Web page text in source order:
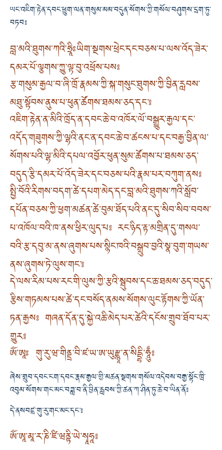
ཡང་འཇིག་རྟེན་དབང་ཕྱུག་ལན་གསུམ་མམ་བདུན་སོགས་ཀྱི་གསོལ་བཤུགས་དྲག་ཏུ་
བཏབ༔
བླ་མའི་ཐུགས་ཀའི་ཧྲཱིཿཡིག་སྔགས་ཕྲེང་དང་བཅས་པ་ལས་འོད་ཟེར་
དམར་པོ་ལྕགས་ཀྱུ་ལྟ་བུ་འཕྲོས་པས༔
རྩ་གསུམ་རྒྱལ་བ་ཞི་ཁྲོ་རྣམས་ཀྱི་སྐ་གསུང་ཐུགས་ཀྱི་བྱིན་རླབས་
མཐུ་སྟོབས་ནུས་པ་ཕུན་ཚོགས་ཐམས་ཅད་དང་༔
འཇིག་རྟེན་ན་མིའི་ཁྲོད་ན་དབང་ཆེ་བ་འཁོར་ལོ་བསྒྱུར་རྒྱལ་དང་
འདོད་གཟུགས་ཀྱི་ལྷའི་ནང་ན་དབང་ཆེ་བ་ཚངས་པ་དང་བརྒྱ་བྱིན་ལ་
སོགས་པའི་ལྷ་མིའི་དཔལ་འབྱོར་ཕུན་སུམ་ཚོགས་པ་ཐམས་ཅད་
བདུད་རྩི་དམར་པོ་འོད་ཟེར་དང་བཅས་པའི་རྣམ་པར་བཀུག་ནས༔
སྤྱི་བོའི་རིགས་བདག་ཚེ་དཔག་མེད་དང་བླ་མའི་ཐུགས་ཀའི་སློབ་
དཔོན་བཅས་ཀྱི་ཕྱག་མཚན་ཚེ་བུམ་ཐོད་པའི་ནང་དུ་སིབ་སིབ་བབས་
པ་འཁོལ་བའི་ཁ་ནས་ཕྱིར་ལུད་པ༔ རང་ཉིད་རྟ་མགྲིན་དུ་གསལ་
བའི་རྩ་དབུ་མ་ནས་ཞུགས་པས་སྙིང་ཁའི་བསྒྲུབ་བྱའི་སྣ་བུག་གཡས་
ནས་ཞུགས་ཏེ་ལུས་གང་༔
དེ་ལས་རིམ་པས་རང་གི་ལུས་ཀྱི་རྩའི་སྦུབས་དང་ཆ་ཐམས་ཅད་བདུད་
རྩིས་གཏམས་པས་ཚེ་དང་བསོད་ནམས་སོགས་ལུང་རྟོགས་ཀྱི་ཡོན་
ཏན་རྒྱས༔ གཞན་དོན་དུ་སྐྱེ་འཆི་མེད་པར་ཚེའི་དངོས་གྲུབ་ཐོབ་པར་
གྱུར༔
ཨོཾ་ཨཱཿ གུ་རུ་ཝ་གིནྡྲ་བི་ཛ་ཡ་ཨ་ཡུརྫྙཱ་ན་སིདྡྷི་ཧཱུྃ༔
ཞེས་གྲུབ་དབང་ངག་དབང་རྣམ་རྒྱལ་གྱི་མཚན་སྔགས་གསོལ་འདེབས་བརྒྱ་སྟོང་ཁྲི་
འབུམ་སོགས་གང་མང་བཟླ་བ་ནི་བྱིན་རླབས་ཀྱི་ཚན་ཀ་ཤིན་ཏུ་ཆེ་བ་ཡིན་ནོ༔
དེ་ནསབཛྲ་གུ་རུ་གང་མང་དང་༔
ཨོཾ་ཨཱ་མཱ་ར་ཎི་ཛི་ཝནྟི་ཡེ་སྭཱཧཱ༔